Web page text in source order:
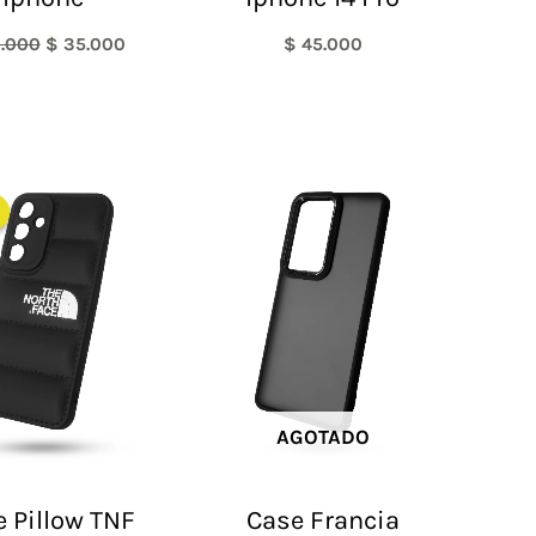
$ 35.000 $ 45.000
Pillow TNF
precio
original
era:
$ 60.000.
AGOTADO
Case Francia